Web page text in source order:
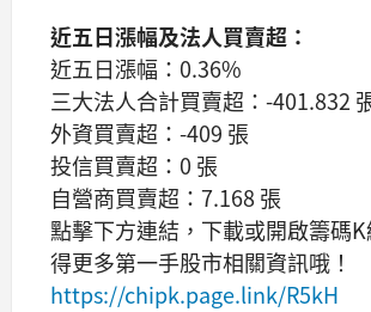
近五日漲幅及法人買賣超：
近五日漲幅：0.36%
三大法人合計買賣超：-401.832
外資買賣超：-409 張
投信買賣超：0 張
自營商買賣超：7.168 張
點擊下方連結，下載或開啟籌碼
得更多第一手股市相關資訊哦！
https://chipk.page.link/R5kH